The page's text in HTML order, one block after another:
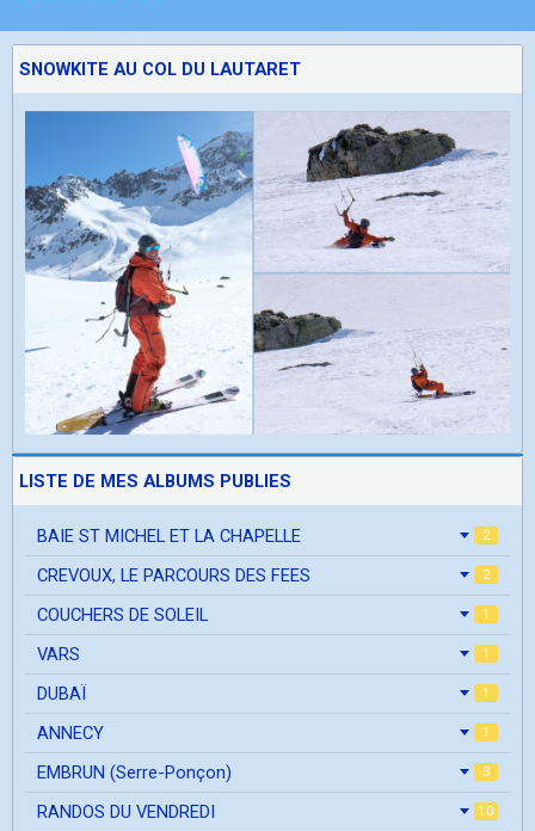
SNOWKITE AU COL DU LAUTARET
LISTE DE MES ALBUMS PUBLIES
BAIE ST MICHEL ET LA CHAPELLE 2
CREVOUX, LE PARCOURS DES FEES 2
COUCHERS DE SOLEIL 1
VARS 1
DUBAÏ 1
ANNECY 1
EMBRUN (Serre-Ponçon) 3
RANDOS DU VENDREDI 10